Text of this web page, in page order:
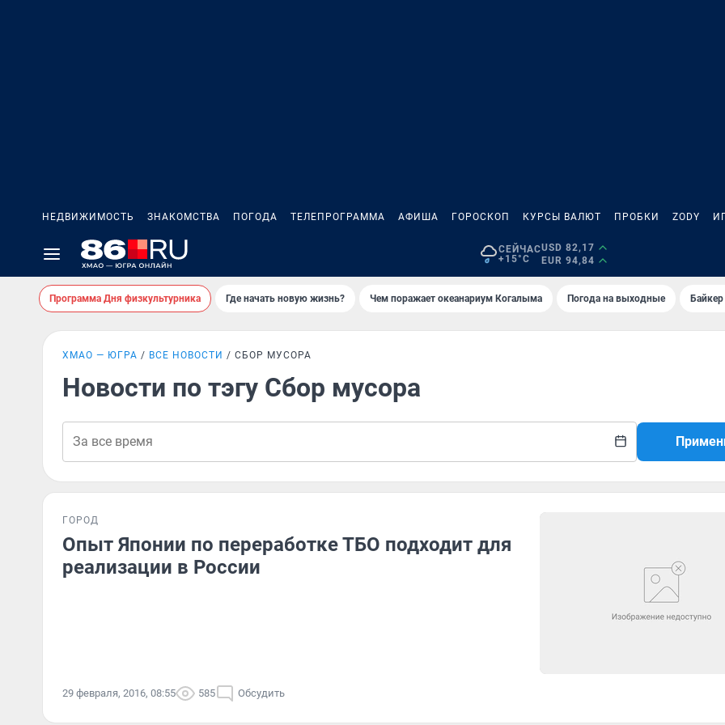
НЕДВИЖИМОСТЬ ЗНАКОМСТВА ПОГОДА ТЕЛЕПРОГРАММА АФИША ГОРОСКОП КУРСЫ ВАЛЮТ ПРОБКИ ZODY
СЕЙЧАС
+15°C
USD 82,17
EUR 94,84
Программа Дня физкультурника Где начать новую жизнь? Чем поражает океанариум Когалыма Погода на выходные
ХМАО — ЮГРА ВСЕ НОВОСТИ СБОР МУСОРА
Новости по тэгу Сбор мусора
ГОРОД
Опыт Японии по переработке ТБО подходит для
реализации в России
29 февраля, 2016, 08:55 585 Обсудить